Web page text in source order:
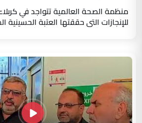
منظمة الصحة العالمية تتواجد في
للإنجازات التي حققتها العتبة الحسينية